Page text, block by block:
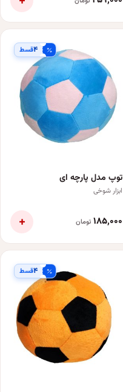
۴قسط
توپ مدل پارچه ای
ابزار شوخی
۱۸۵٬۰۰۰ تومان +
۴قسط